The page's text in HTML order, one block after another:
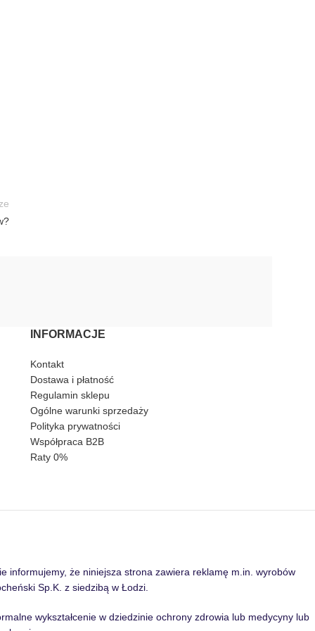
INFORMACJE
Kontakt
Dostawa i płatność
Regulamin sklepu
Ogólne warunki sprzedaży
Polityka prywatności
Współpraca B2B
Raty 0%
informujemy, że niniejsza strona zawiera reklamę m.in. wyrobów
Sp.K. z siedzibą w Łodzi.
wykształcenie w dziedzinie ochrony zdrowia lub medycyny lub